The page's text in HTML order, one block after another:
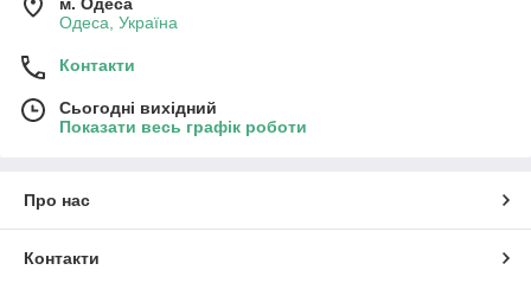
м. Одеса
Одеса, Україна
Контакти
Сьогодні вихідний
Показати весь графік роботи
Про нас
Контакти